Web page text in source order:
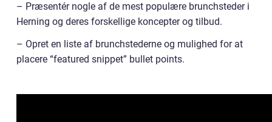
– Præsentér nogle af de mest populære brunchsteder i
Herning og deres forskellige koncepter og tilbud.
– Opret en liste af brunchstederne og mulighed for at
placere “featured snippet” bullet points.